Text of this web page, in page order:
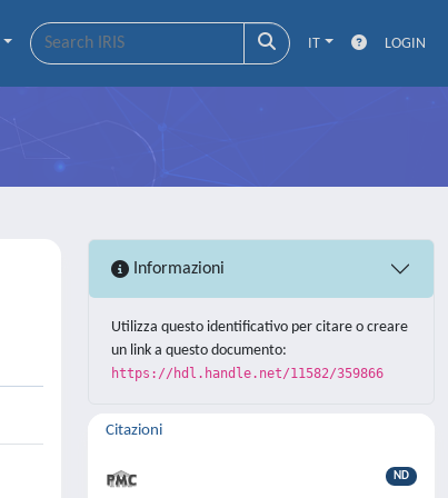
IT LOGIN
Informazioni
Utilizza questo identificativo per citare o creare
un link a questo documento:
https://hdl.handle.net/11582/359866
Citazioni
ND